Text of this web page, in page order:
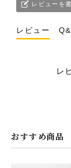
レビューを
レビュー
レ
おすすめ商品